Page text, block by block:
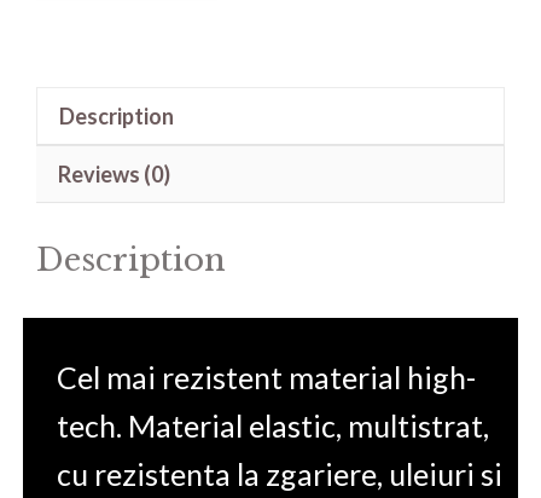
Description
Reviews (0)
Description
Cel mai rezistent material high-
tech. Material elastic, multistrat,
cu rezistenta la zgariere, uleiuri si